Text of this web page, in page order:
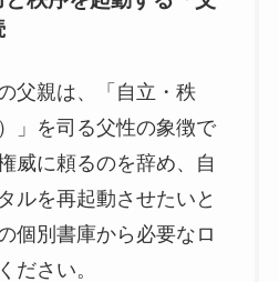
父親は、「自立・秩
」を司る父性の象徴で
威に頼るのを辞め、自
ルを再起動させたいと
個別書庫から必要なロ
ださい。